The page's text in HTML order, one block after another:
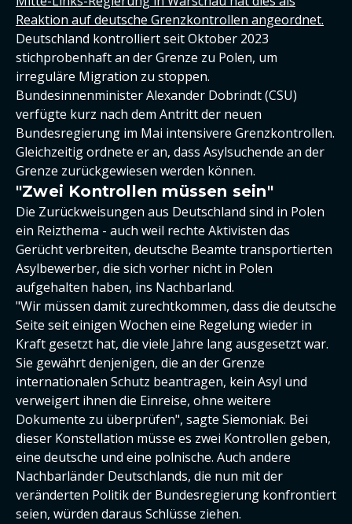
Reaktion auf deutsche Grenzkontrollen angeordnet.
Deutschland kontrolliert seit Oktober 2023
stichprobenhaft an der Grenze zu Polen, um
irreguläre Migration zu stoppen.
Bundesinnenminister Alexander Dobrindt (CSU)
verfügte kurz nach dem Antritt der neuen
Bundesregierung im Mai intensivere Grenzkontrollen.
Gleichzeitig ordnete er an, dass Asylsuchende an der
Grenze zurückgewiesen werden können.
"Zwei Kontrollen müssen sein"
Die Zurückweisungen aus Deutschland sind in Polen
ein Reizthema - auch weil rechte Aktivisten das
Gerücht verbreiten, deutsche Beamte transportierten
Asylbewerber, die sich vorher nicht in Polen
aufgehalten haben, ins Nachbarland.
"Wir müssen damit zurechtkommen, dass die deutsche
Seite seit einigen Wochen eine Regelung wieder in
Kraft gesetzt hat, die viele Jahre lang ausgesetzt war.
Sie gewährt denjenigen, die an der Grenze
internationalen Schutz beantragen, kein Asyl und
verweigert ihnen die Einreise, ohne weitere
Dokumente zu überprüfen", sagte Siemoniak. Bei
dieser Konstellation müsse es zwei Kontrollen geben,
eine deutsche und eine polnische. Auch andere
Nachbarländer Deutschlands, die nun mit der
veränderten Politik der Bundesregierung konfrontiert
seien, würden daraus Schlüsse ziehen.